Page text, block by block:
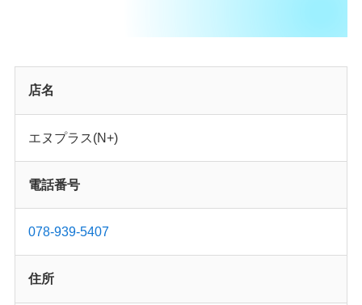
店名
エヌプラス(N+)
電話番号
078-939-5407
住所